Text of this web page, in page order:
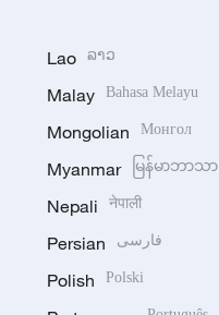
Lao ລາວ
Malay Bahasa Melayu
Mongolian Монгол
Myanmar မြန်မာဘာသာ
Nepali नेपाली
Persian فارسی
Polish Polski